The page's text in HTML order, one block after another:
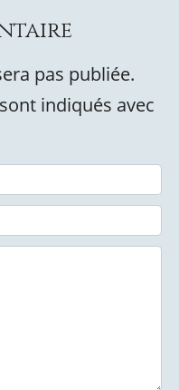
pas publiée.
indiqués avec